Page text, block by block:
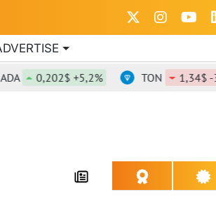
0,202$ +5,2% TON 1,34$ -3,12%